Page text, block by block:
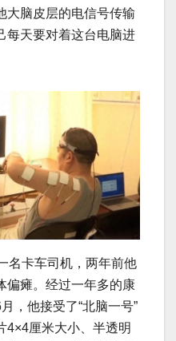
大脑皮层的电信号传输
每天要对着这台电脑进
名卡车司机，两年前他
偏瘫。经过一年多的康
，他接受了“北脑一号”
4×4厘米大小、半透明